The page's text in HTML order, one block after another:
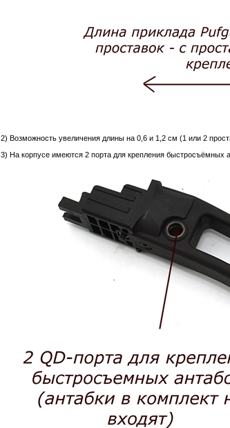
2) Возможность увеличения длины на 0,6 и 1,2 см (1 или 2
3) На корпусе имеются 2 порта для крепления быстросъёмных